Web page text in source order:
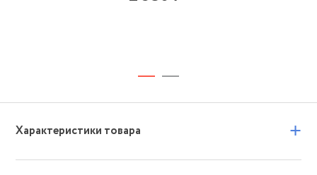
Характеристики товара +